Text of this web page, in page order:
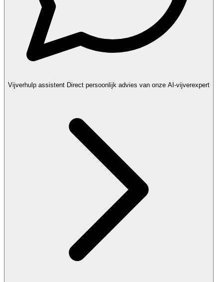
Vijverhulp assistent Direct persoonlijk advies van onze AI-vijverexpert